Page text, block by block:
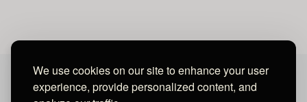
We use cookies on our site to enhance your user
experience, provide personalized content, and